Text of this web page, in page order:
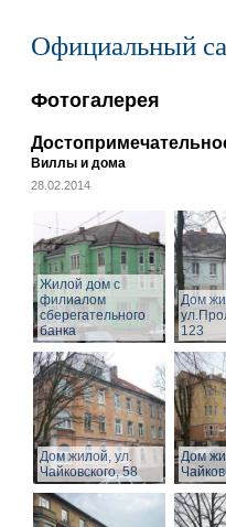
Официальный
Фотогалерея
Виллы и дома
28.02.2014
Жилой дом с
филиалом
сберегательного
банка
Дом
123
Дом жилой, ул.
Чайковского, 58
Дом